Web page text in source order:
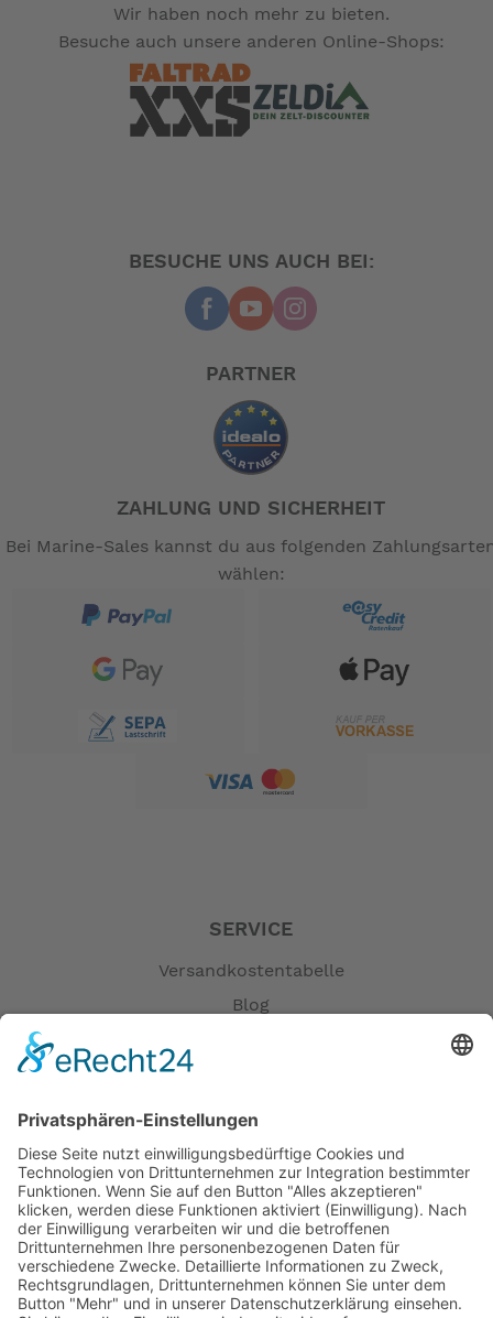
• Wird mit wasserfestem elektronischen Bedienfeld
(SMTO2) oder Kippschalter (SMTO2S) geliefert
• Sehr geringer Wasserverbrauch
Wir haben noch mehr zu bieten.
Besuche auch unsere anderen Online-Shops:
BESUCHE UNS AUCH BEI:
PARTNER
ZAHLUNG UND SICHERHEIT
Bei Marine-Sales kannst du aus folgenden
wählen:
SERVICE
Versandkostentabelle
Blog
Versandpartner
Verfügbarkeiten
Zahlung und Versand
Datenschutz
Fernabsatz